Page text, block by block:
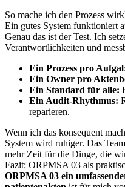
So mache ich den Prozess
Ein gutes System funktioniert
Genau das ist der Test. Ich
Verantwortlichkeiten und
Ein Prozess pro
Ein Owner pro
Ein Standard für alle:
Ein Audit-Rhythmus:
reparieren.
Wenn ich das konsequent
System wird ruhiger. Das
mehr Zeit für die Dinge, die
Fazit: ORPMSA 03 als
ORPMSA 03 ein